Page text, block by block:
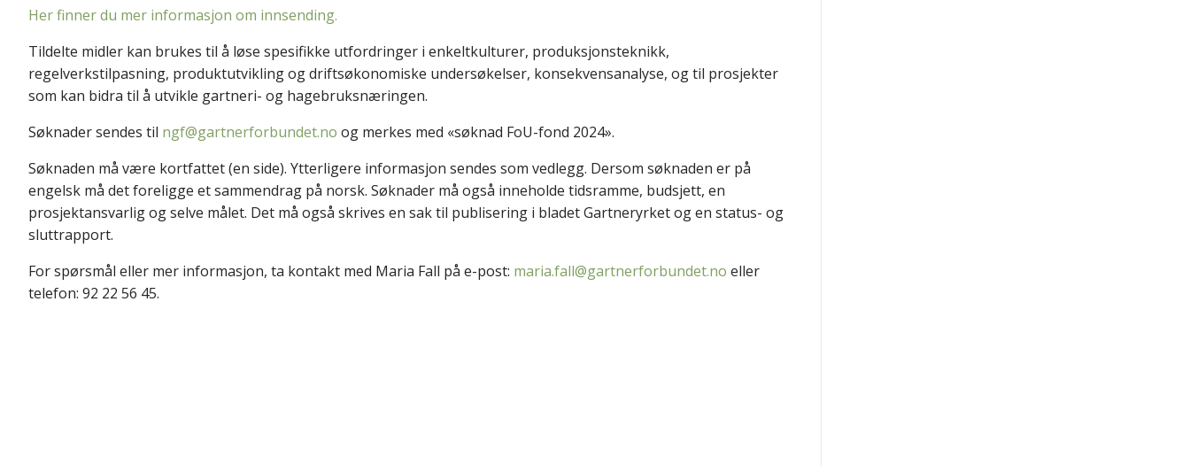
Her finner du mer informasjon om innsending.
Tildelte midler kan brukes til å løse spesifikke utfordringer i enkeltkulturer, produksjonsteknikk,
regelverkstilpasning, produktutvikling og driftsøkonomiske undersøkelser, konsekvensanalyse, og til prosjekter
som kan bidra til å utvikle gartneri- og hagebruksnæringen.
Søknader sendes til ngf@gartnerforbundet.no og merkes med «søknad FoU-fond 2024».
Søknaden må være kortfattet (en side). Ytterligere informasjon sendes som vedlegg. Dersom søknaden er på
engelsk må det foreligge et sammendrag på norsk. Søknader må også inneholde tidsramme, budsjett, en
prosjektansvarlig og selve målet. Det må også skrives en sak til publisering i bladet Gartneryrket og en status- og
sluttrapport.
For spørsmål eller mer informasjon, ta kontakt med Maria Fall på e-post: maria.fall@gartnerforbundet.no eller
telefon: 92 22 56 45.